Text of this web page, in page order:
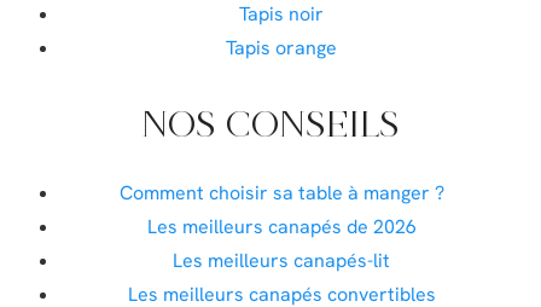
Tapis noir
Tapis orange
NOS CONSEILS
Comment choisir sa table à manger ?
Les meilleurs canapés de 2026
Les meilleurs canapés-lit
Les meilleurs canapés convertibles